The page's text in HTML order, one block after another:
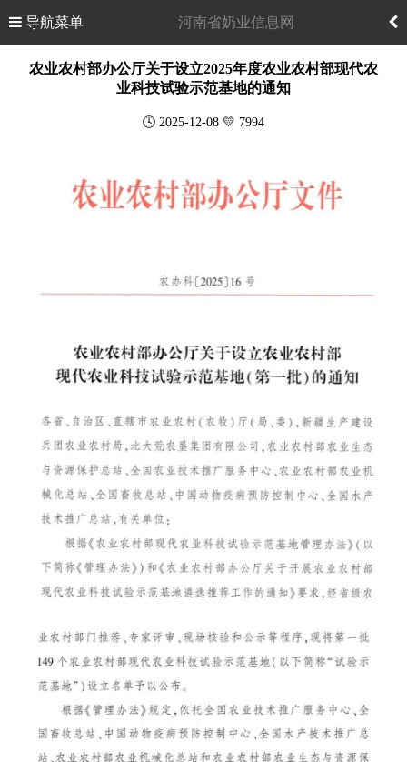
导航菜单 河南省奶业信息网
农业农村部办公厅关于设立2025年度农业农村部现代农
业科技试验示范基地的通知
🕓 2025-12-08 💛 7994